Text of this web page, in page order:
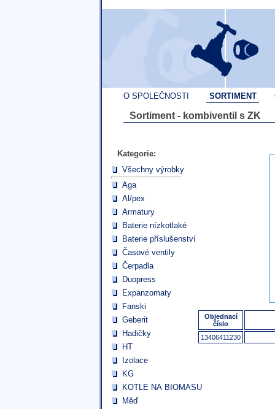
O SPOLEČNOSTI SORTIMENT
Sortiment - kombiventil s ZK
Kategorie:
Všechny výrobky
Aga
Al/pex
Armatury
Baterie nízkotlaké
Baterie příslušenství
Časové ventily
Čerpadla
Duopress
Expanzomaty
Fanski
Geberit
Hadičky
HT
Izolace
KG
KOTLE NA BIOMASU
Měď
Objednací
číslo
13406411230